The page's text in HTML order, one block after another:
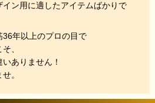
ン用に適したアイテムばかりで
年以上のプロの目で
、
ありません！
。